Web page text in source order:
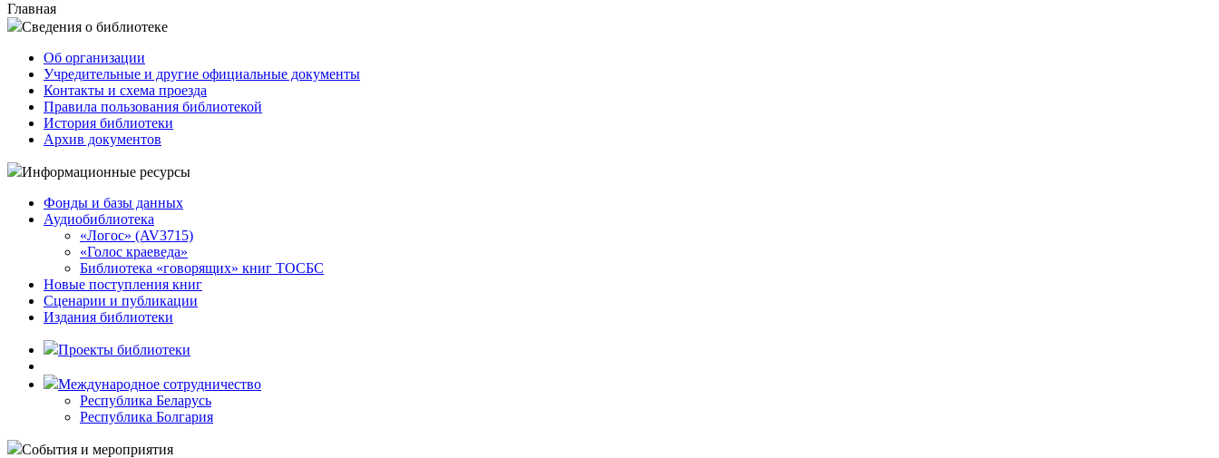
Главная
Сведения о библиотеке
Об организации
Учредительные и другие официальные документы
Контакты и схема проезда
Правила пользования библиотекой
История библиотеки
Архив документов
Информационные ресурсы
Фонды и базы данных
Аудиобиблиотека
«Логос» (AV3715)
«Голос краеведа»
Библиотека «говорящих» книг ТОСБС
Новые поступления книг
Сценарии и публикации
Издания библиотеки
Проекты библиотеки
Международное сотрудничество
Республика Беларусь
Республика Болгария
События и мероприятия